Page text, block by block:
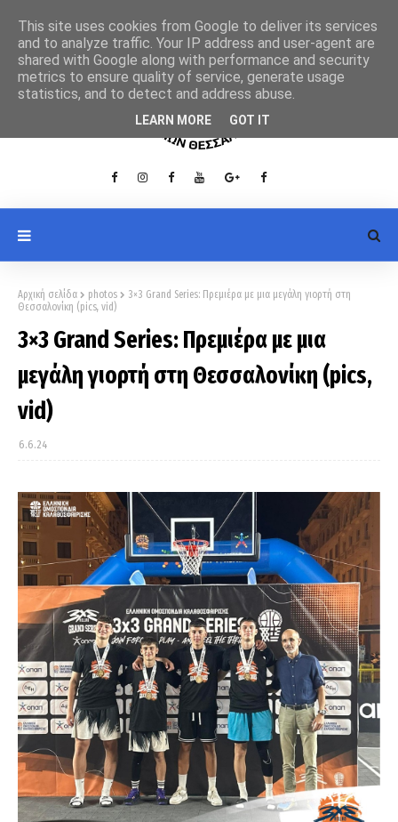
Αρχική σελίδα photos
3×3 Grand Series: Πρεμιέρα με μια μεγάλη γιορτή στη
Θεσσαλονίκη (pics, vid)
3×3 Grand Series: Πρεμιέρα με μια
μεγάλη γιορτή στη Θεσσαλονίκη (pics,
vid)
6.6.24
This site uses cookies from Google to deliver its services
and to analyze traffic. Your IP address and user-agent are
shared with Google along with performance and security
metrics to ensure quality of service, generate usage
statistics, and to detect and address abuse.
LEARN MORE GOT IT